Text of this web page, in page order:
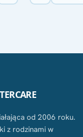
od 2006 roku.
z rodzinami w